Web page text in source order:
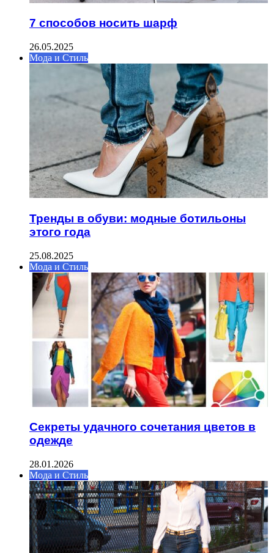
7 способов носить шарф
26.05.2025
Мода и Стиль
Тренды в обуви: модные ботильоны
этого года
25.08.2025
Мода и Стиль
Секреты удачного сочетания цветов в
одежде
28.01.2026
Мода и Стиль